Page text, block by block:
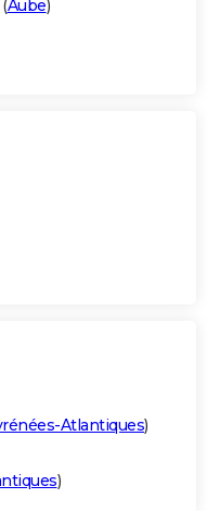
(Aube)
Atlantiques)
)